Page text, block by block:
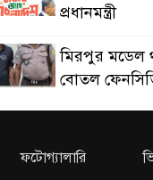
প্রধানমন্ত্রী
মিরপুর মডেল
বোতল
২৮ লাখ
দুইজনকে
ফটোগ্যালারি